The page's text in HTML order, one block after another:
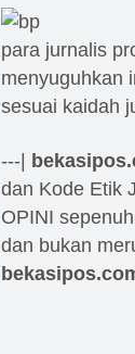
para jurnalis
menyuguhkan
sesuai kaidah
---|
dan Kode Etik
OPINI
dan bukan